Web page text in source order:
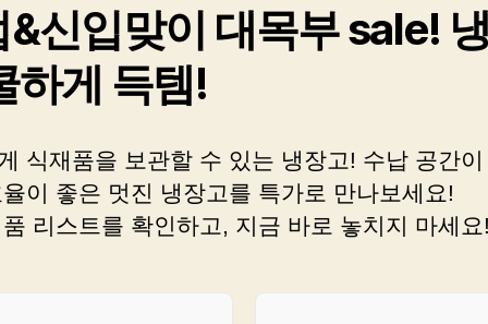
사
신입맞이 대목부 sale!
하게 득템!
식재품을 보관할 수 있는 냉장고! 수납 공간이
이 좋은 멋진 냉장고를 특가로 만나보세요!
리스트를 확인하고, 지금 바로 놓치지 마세요!